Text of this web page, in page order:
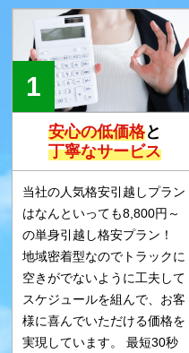
安心の低価格と
丁寧なサービス
当社の人気格安引越しプラン
はなんといっても8,800円～
の単身引越し格安プラン！
地域密着型なのでトラックに
空きがでないように工夫して
スケジュールを組んで、お客
様に喜んでいただける価格を
実現しています。 最短30秒